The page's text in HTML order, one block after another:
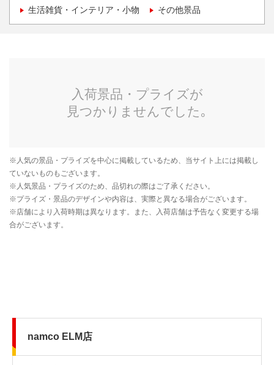
生活雑貨・インテリア・小物 その他景品
namco ELM店